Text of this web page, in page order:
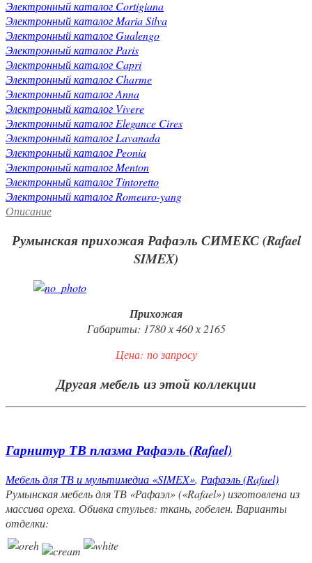
Электронный каталог Cortigiana
Электронный каталог Maria Silva
Электронный каталог Gualengo
Электронный каталог Paris
Электронный каталог Capri
Электронный каталог Charme
Электронный каталог Anna
Электронный каталог Vivere
Электронный каталог Elegance Cires
Электронный каталог Lavanada
Электронный каталог Peonia
Электронный каталог Menton
Электронный каталог Tintoretto
Электронный каталог Romeuro-yang
Описание
Румынская прихожая Рафаэль СИМЕКС (Rafael
SIMEX)
Прихожая
Габариты: 1780 х 460 х 2165
Цена: по запросу
Другая мебель из этой коллекции
Гарнитур ТВ плазма Рафаэль (Rafael)
Мебель для ТВ и мультимедиа «SIMEX», Рафаэль (Rafael)
Румынская мебель для ТВ «Рафаэл» («Rafael») изготовлена из
массива ореха. Обивка стульев: ткань, гобелен. Варианты
отделки: